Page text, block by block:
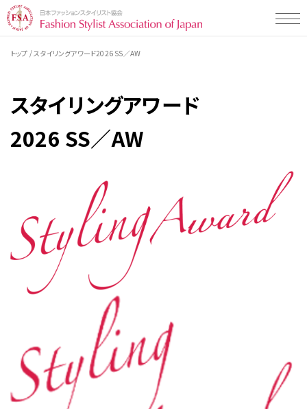
Styling Map（スタイリングマップ）とは
スタイリング診断 men's item
スタイリング診断 women's item
Styling Map検定・検定プログラムについて
Styling Map検定・検定プログラム
検定プログラムについて
検定の受検申し込み・受検の流れ
教材販売について
Styling Map活用事例一覧
販売・接客スタッフの方向け
学校の活用事例
専門学校の先生の方向け
学生の方向け
現役プロフェッショナルの活用事例
パーソナルスタイリストの方向け
美容院・サロンのオーナー・店長の方向け
Styling Map 認定校について
一般社団法人 日本ファッションスタイリスト協会とは
お知らせ・イベント・コラム
過去のスタイリングマップコーデ
マンガでわかるスタイリングマップ
Styling Mapフリー素材
トップ /スタイリングアワード2026 SS／AW
スタイリングアワード
2026 SS／AW